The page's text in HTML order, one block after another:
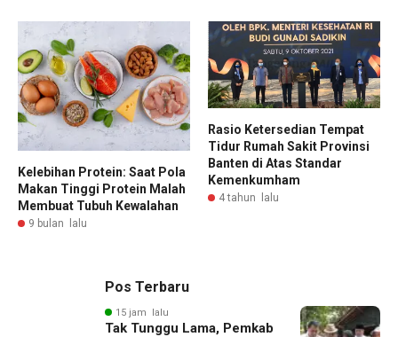
Kelebihan Protein: Saat Pola
Makan Tinggi Protein Malah
Membuat Tubuh Kewalahan
9 bulan lalu
Rasio Ketersedian Tempat
Tidur Rumah Sakit Provinsi
Banten di Atas Standar
Kemenkumham
4 tahun lalu
Pos Terbaru
15 jam lalu
Tak Tunggu Lama, Pemkab